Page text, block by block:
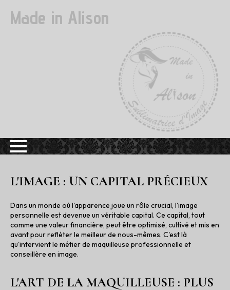
Made in Alison
L'IMAGE : UN CAPITAL PRÉCIEUX
Dans un monde où l'apparence joue un rôle crucial, l'image
personnelle est devenue un véritable capital. Ce capital, tout
comme une valeur financière, peut être optimisé, cultivé et mis en
avant pour refléter le meilleur de nous-mêmes. C'est là
qu'intervient le métier de maquilleuse professionnelle et
conseillère en image.
L'ART DE LA MAQUILLEUSE : PLUS